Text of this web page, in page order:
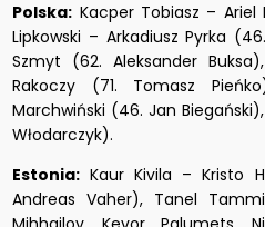
Polska: Kacper Tobiasz – Ariel
Lipkowski – Arkadiusz Pyrka
Szmyt (62. Aleksander
Rakoczy (71. Tomasz
Marchwiński (46. Jan
Włodarczyk).
Estonia: Kaur Kivila – Kristo
Andreas Vaher), Tanel